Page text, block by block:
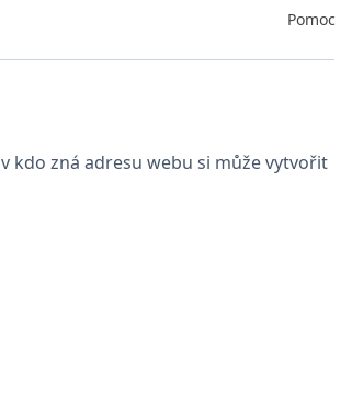
Pomoc
kdo zná adresu webu si může vytvořit